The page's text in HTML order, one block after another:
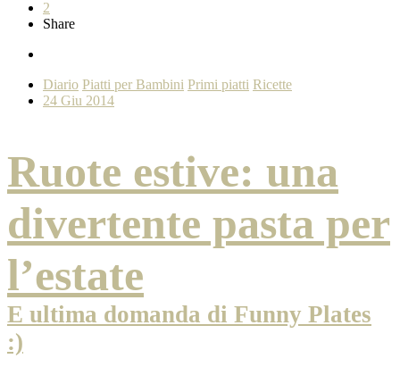
2
Share
Diario Piatti per Bambini Primi piatti Ricette
24 Giu 2014
Ruote estive: una
divertente pasta per
l’estate
E ultima domanda di Funny Plates
:)